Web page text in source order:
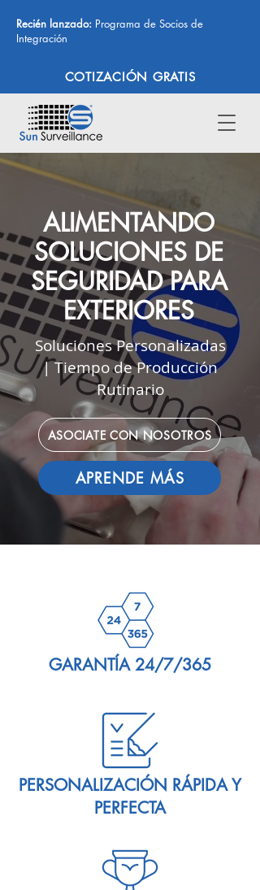
COTIZACIÓN GRATIS
Recién lanzado: Programa de Socios de
Integración
ALIMENTANDO
SOLUCIONES DE
SEGURIDAD PARA
EXTERIORES
Soluciones Personalizadas
| Tiempo de Producción
Rutinario
ASOCIATE CON NOSOTROS
APRENDE MÁS
GARANTÍA 24/7/365
PERSONALIZACIÓN RÁPIDA Y
PERFECTA